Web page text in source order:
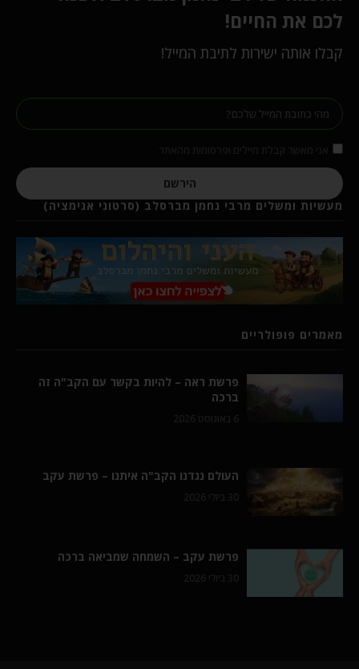
לכם את החיים!
קבלו אותה ישירות לתיבת המייל!
הירשם
מעשיות ומשלים מרבי נחמן מברסלב (סרטוני אנימציה)
מאמרים פופולריים
פרשת ראה – להיות בקשר עם הקב"ה זה
ברכה
6 באוגוסט 2026
העולם נגדנו הקב"ה איתנו – פרשת עקב
30 ביולי 2026
פרשת עקב – השמחה שמביאה ברכה
30 ביולי 2026